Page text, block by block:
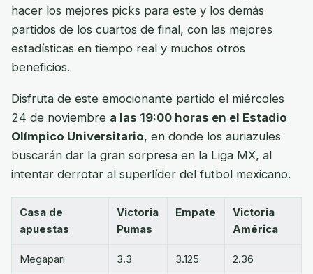
hacer los mejores picks para este y los demás
partidos de los cuartos de final, con las mejores
estadísticas en tiempo real y muchos otros
beneficios.
Disfruta de este emocionante partido el miércoles
24 de noviembre a las 19:00 horas en el Estadio
Olímpico Universitario, en donde los auriazules
buscarán dar la gran sorpresa en la Liga MX, al
intentar derrotar al superlíder del futbol mexicano.
Casa de
apuestas
Victoria
Pumas
Empate
Victoria
América
Megapari 3.3 3.125 2.36